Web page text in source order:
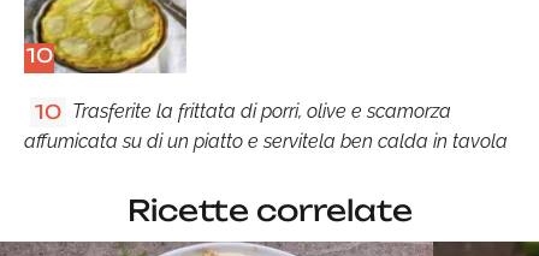
10
10 Trasferite la frittata di porri, olive e scamorza
affumicata su di un piatto e servitela ben calda in tavola
Ricette correlate